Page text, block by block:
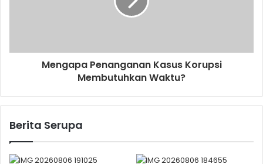
Mengapa Penanganan Kasus Korupsi
Membutuhkan Waktu?
Berita Serupa